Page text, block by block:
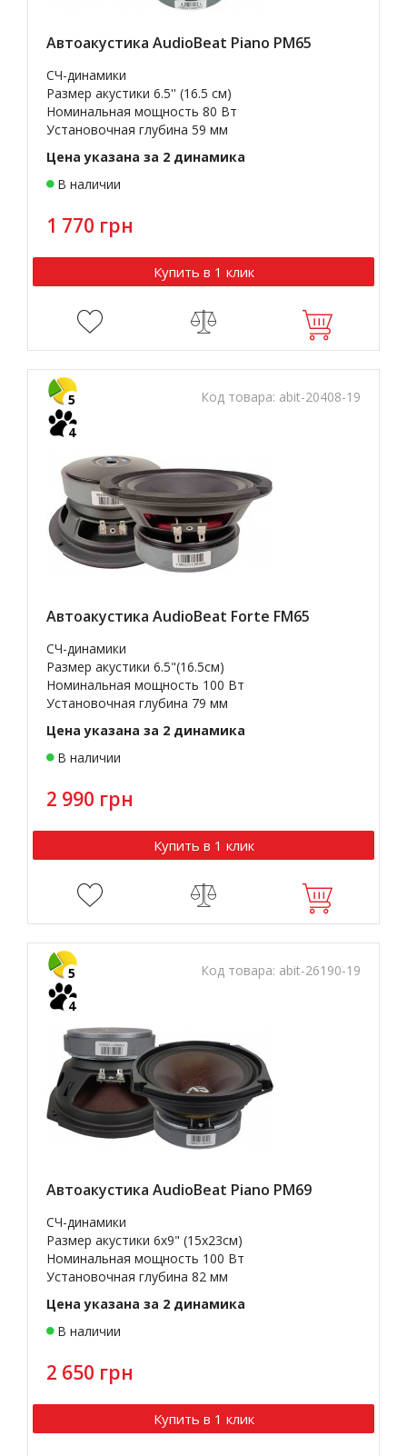
Автоакустика AudioBeat Piano PM65
СЧ-динамики
Размер акустики 6.5'' (16.5 см)
Номинальная мощность 80 Вт
Установочная глубина 59 мм
Цена указана за 2 динамика
В наличии
1 770 грн
Купить в 1 клик
Код товара: abit-20408-19
5
4
Автоакустика AudioBeat Forte FM65
СЧ-динамики
Размер акустики 6.5"(16.5см)
Номинальная мощность 100 Вт
Установочная глубина 79 мм
Цена указана за 2 динамика
В наличии
2 990 грн
Купить в 1 клик
Код товара: abit-26190-19
5
4
Автоакустика AudioBeat Piano PM69
СЧ-динамики
Размер акустики 6x9" (15x23см)
Номинальная мощность 100 Вт
Установочная глубина 82 мм
Цена указана за 2 динамика
В наличии
2 650 грн
Купить в 1 клик